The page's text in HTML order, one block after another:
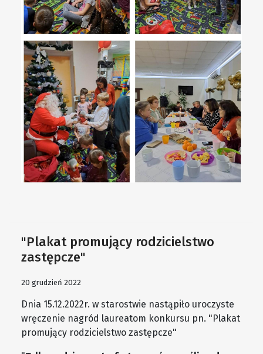
"Plakat promujący rodzicielstwo
zastępcze"
20 grudzień 2022
Dnia 15.12.2022r. w starostwie nastąpiło uroczyste
wręczenie nagród laureatom konkursu pn. "Plakat
promujący rodzicielstwo zastępcze"